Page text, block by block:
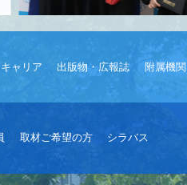
ャリア 出版物・広報誌 附属機関
取材ご希望の方 シラバス